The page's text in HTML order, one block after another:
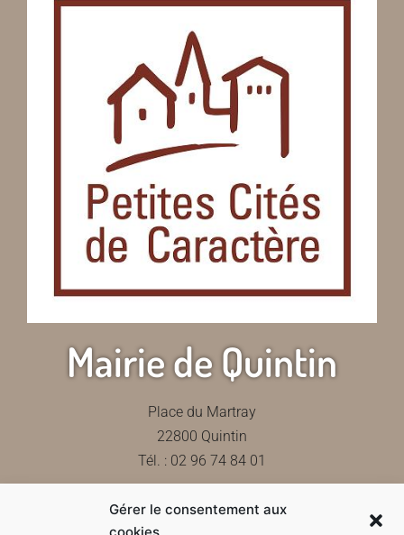
Gérer le consentement aux
Mairie de Quintin
Place du Martray
22800 Quintin
Tél. : 02 96 74 84 01
Contactez-nous